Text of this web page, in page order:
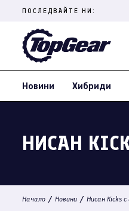
content
(Press
ПОСЛЕДВАЙТЕ НИ:
Новини Хибриди
НИСАН
Начало / Новини / Нисан Kicks